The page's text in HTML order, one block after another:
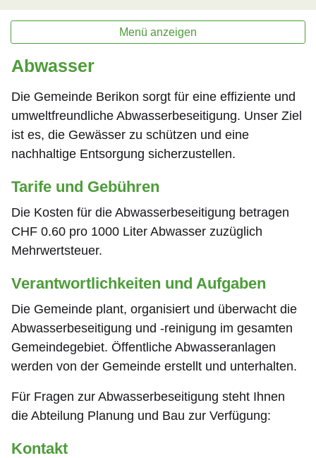
Menü anzeigen
Abwasser
Die Gemeinde Berikon sorgt für eine effiziente und
umweltfreundliche Abwasserbeseitigung. Unser Ziel
ist es, die Gewässer zu schützen und eine
nachhaltige Entsorgung sicherzustellen.
Tarife und Gebühren
Die Kosten für die Abwasserbeseitigung betragen
CHF 0.60 pro 1000 Liter Abwasser zuzüglich
Mehrwertsteuer.
Verantwortlichkeiten und Aufgaben
Die Gemeinde plant, organisiert und überwacht die
Abwasserbeseitigung und -reinigung im gesamten
Gemeindegebiet. Öffentliche Abwasseranlagen
werden von der Gemeinde erstellt und unterhalten.
Für Fragen zur Abwasserbeseitigung steht Ihnen
die Abteilung Planung und Bau zur Verfügung:
Kontakt